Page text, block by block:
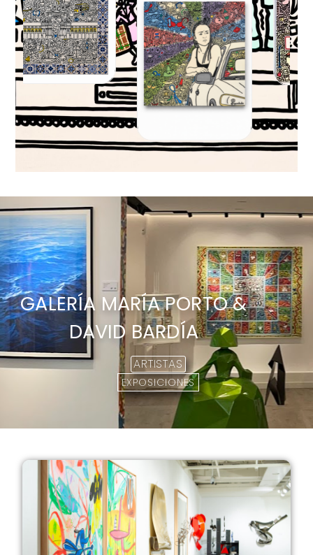
GALERÍA MARÍA PORTO &
DAVID BARDÍA
ARTISTAS
EXPOSICIONES